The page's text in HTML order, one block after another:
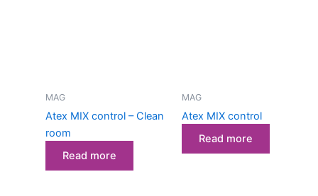
MAG
Atex MIX control – Clean
room
Read more
MAG
Atex MIX control
Read more